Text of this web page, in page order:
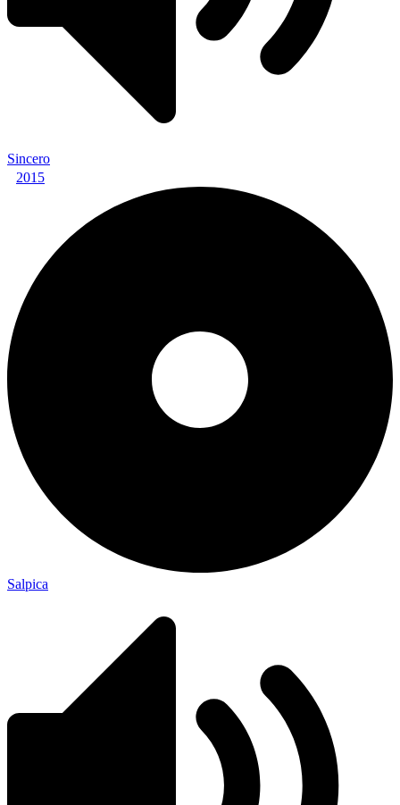
Sincero
2015
Salpica